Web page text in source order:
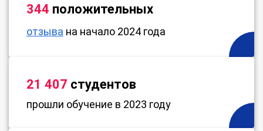
344 положительных
отзыва на начало 2024 года
21 407 студентов
прошли обучение в 2023 году